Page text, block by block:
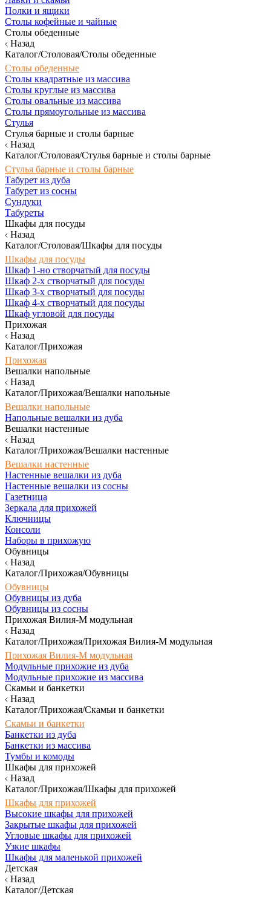
Полки и ящики
Столы кофейные и чайные
Столы обеденные
Назад
Каталог/Столовая/Столы обеденные
Столы обеденные
Столы квадратные из массива
Столы круглые из массива
Столы овальные из массива
Столы прямоугольные из массива
Стулья
Стулья барные и столы барные
Назад
Каталог/Столовая/Стулья барные и столы барные
Стулья барные и столы барные
Табурет из дуба
Табурет из сосны
Сундуки
Табуреты
Шкафы для посуды
Назад
Каталог/Столовая/Шкафы для посуды
Шкафы для посуды
Шкаф 1-но створчатый для посуды
Шкаф 2-х створчатый для посуды
Шкаф 3-х створчатый для посуды
Шкаф 4-х створчатый для посуды
Шкаф угловой для посуды
Прихожая
Назад
Каталог/Прихожая
Прихожая
Вешалки напольные
Назад
Каталог/Прихожая/Вешалки напольные
Вешалки напольные
Напольные вешалки из дуба
Вешалки настенные
Назад
Каталог/Прихожая/Вешалки настенные
Вешалки настенные
Настенные вешалки из дуба
Настенные вешалки из сосны
Газетница
Зеркала для прихожей
Ключницы
Консоли
Наборы в прихожую
Обувницы
Назад
Каталог/Прихожая/Обувницы
Обувницы
Обувницы из дуба
Обувницы из сосны
Прихожая Вилия-М модульная
Назад
Каталог/Прихожая/Прихожая Вилия-М модульная
Прихожая Вилия-М модульная
Модульные прихожие из дуба
Модульные прихожие из массива
Скамьи и банкетки
Назад
Каталог/Прихожая/Скамьи и банкетки
Скамьи и банкетки
Банкетки из дуба
Банкетки из массива
Тумбы и комоды
Шкафы для прихожей
Назад
Каталог/Прихожая/Шкафы для прихожей
Шкафы для прихожей
Высокие шкафы для прихожей
Закрытые шкафы для прихожей
Угловые шкафы для прихожей
Узкие шкафы
Шкафы для маленькой прихожей
Детская
Назад
Каталог/Детская